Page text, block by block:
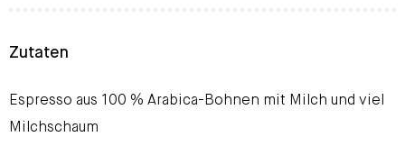
Zutaten
Espresso aus 100 % Arabica-Bohnen mit Milch und viel
Milchschaum